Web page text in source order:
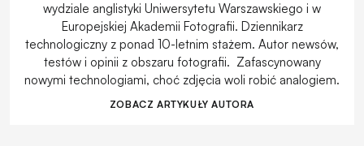
wydziale anglistyki Uniwersytetu Warszawskiego i w
Europejskiej Akademii Fotografii. Dziennikarz
technologiczny z ponad 10-letnim stażem. Autor newsów,
testów i opinii z obszaru fotografii. Zafascynowany
nowymi technologiami, choć zdjęcia woli robić analogiem.
ZOBACZ ARTYKUŁY AUTORA